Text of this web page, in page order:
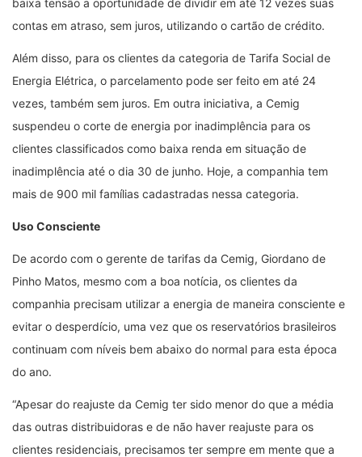
contas em atraso, sem juros, utilizando o cartão de crédito.
Além disso, para os clientes da categoria de Tarifa Social de
Energia Elétrica, o parcelamento pode ser feito em até 24
vezes, também sem juros. Em outra iniciativa, a Cemig
suspendeu o corte de energia por inadimplência para os
clientes classificados como baixa renda em situação de
inadimplência até o dia 30 de junho. Hoje, a companhia tem
mais de 900 mil famílias cadastradas nessa categoria.
Uso Consciente
De acordo com o gerente de tarifas da Cemig, Giordano de
Pinho Matos, mesmo com a boa notícia, os clientes da
companhia precisam utilizar a energia de maneira consciente e
evitar o desperdício, uma vez que os reservatórios brasileiros
continuam com níveis bem abaixo do normal para esta época
do ano.
“Apesar do reajuste da Cemig ter sido menor do que a média
das outras distribuidoras e de não haver reajuste para os
clientes residenciais, precisamos ter sempre em mente que a